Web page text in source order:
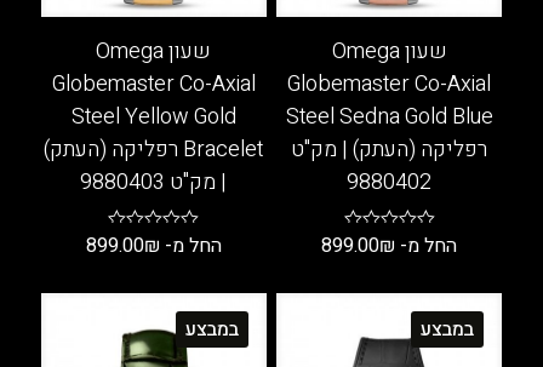
שעון Omega
Globemaster Co-Axial
Steel Sedna Gold Blue
רפליקה (העתק) | מק"ט
9880402
החל מ- 899.00₪
יש
שעון Omega
Globemaster Co-Axial
Steel Yellow Gold
Bracelet רפליקה (העתק)
| מק"ט 9880403
החל מ- 899.00₪
יש
במבצע במבצע